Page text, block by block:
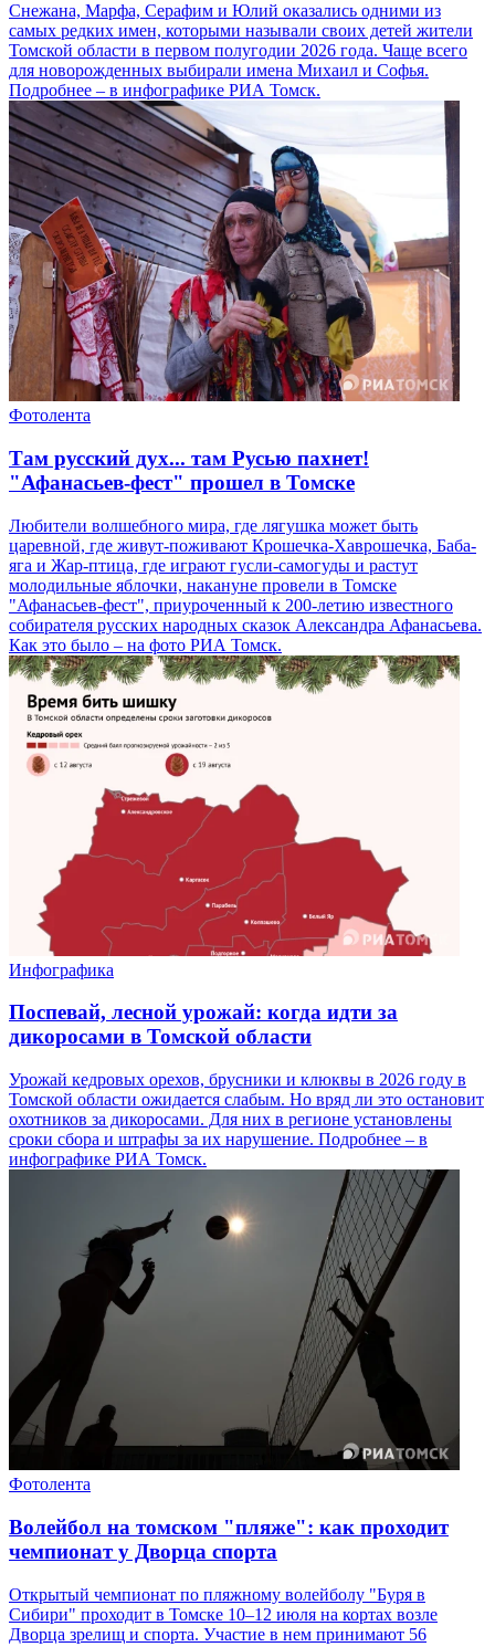
Снежана, Марфа, Серафим и Юлий оказались одними из
самых редких имен, которыми называли своих детей жители
Томской области в первом полугодии 2026 года. Чаще всего
для новорожденных выбирали имена Михаил и Софья.
Подробнее – в инфографике РИА Томск.
Фотолента
Там русский дух... там Русью пахнет!
"Афанасьев-фест" прошел в Томске
Любители волшебного мира, где лягушка может быть
царевной, где живут-поживают Крошечка-Хаврошечка, Баба-
яга и Жар-птица, где играют гусли-самогуды и растут
молодильные яблочки, накануне провели в Томске
"Афанасьев-фест", приуроченный к 200-летию известного
собирателя русских народных сказок Александра Афанасьева.
Как это было – на фото РИА Томск.
Инфографика
Поспевай, лесной урожай: когда идти за
дикоросами в Томской области
Урожай кедровых орехов, брусники и клюквы в 2026 году в
Томской области ожидается слабым. Но вряд ли это остановит
охотников за дикоросами. Для них в регионе установлены
сроки сбора и штрафы за их нарушение. Подробнее – в
инфографике РИА Томск.
Фотолента
Волейбол на томском "пляже": как проходит
чемпионат у Дворца спорта
Открытый чемпионат по пляжному волейболу "Буря в
Сибири" проходит в Томске 10–12 июля на кортах возле
Дворца зрелищ и спорта. Участие в нем принимают 56